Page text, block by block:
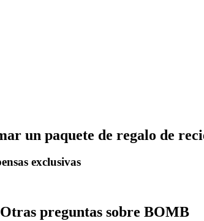
comercial, etc.
un paquete de regalo de
exclusivas
preguntas sobre BOMB